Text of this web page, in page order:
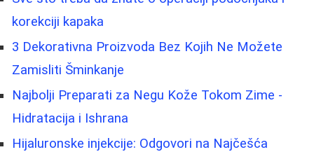
korekciji kapaka
3 Dekorativna Proizvoda Bez Kojih Ne Možete
Zamisliti Šminkanje
Najbolji Preparati za Negu Kože Tokom Zime -
Hidratacija i Ishrana
Hijaluronske injekcije: Odgovori na Najčešća